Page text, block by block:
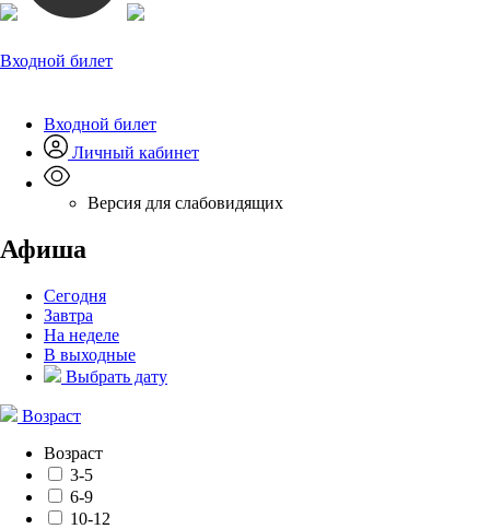
Входной билет
Входной билет
Личный кабинет
Версия для слабовидящих
Афиша
Сегодня
Завтра
На неделе
В выходные
Выбрать дату
Возраст
Возраст
3-5
6-9
10-12